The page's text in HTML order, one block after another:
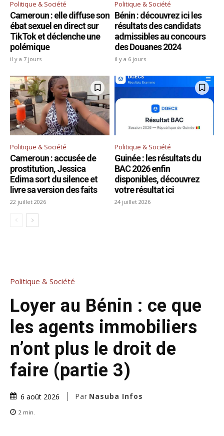
Politique & Société
Cameroun : elle diffuse son
ébat sexuel en direct sur
TikTok et déclenche une
polémique
il y a 7 jours
Politique & Société
Bénin : découvrez ici les
résultats des candidats
admissibles au concours
des Douanes 2024
il y a 6 jours
Politique & Société
Cameroun : accusée de
prostitution, Jessica
Edima sort du silence et
livre sa version des faits
22 juillet 2026
Politique & Société
Guinée : les résultats du
BAC 2026 enfin
disponibles, découvrez
votre résultat ici
24 juillet 2026